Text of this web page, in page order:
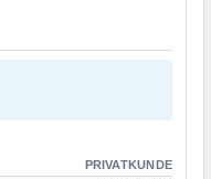
PRIVATKUNDE